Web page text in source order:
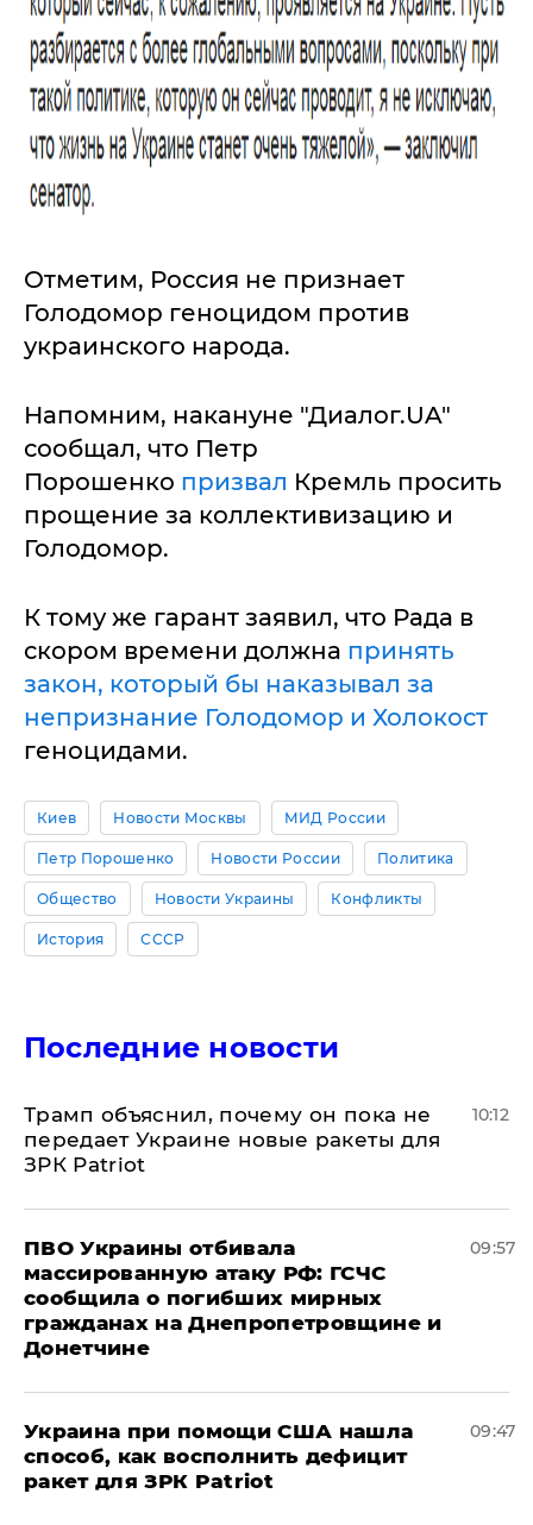
Отметим, Россия не признает
Голодомор геноцидом против
украинского народа.
Напомним, накануне "Диалог.UA"
сообщал, что Петр
Порошенко призвал Кремль просить
прощение за коллективизацию и
Голодомор.
К тому же гарант заявил, что Рада в
скором времени должна принять
закон, который бы наказывал за
непризнание Голодомор и Холокост
геноцидами.
Киев Новости Москвы МИД России
Петр Порошенко Новости России Политика
Общество Новости Украины Конфликты
История СССР
Последние новости
Трамп объяснил, почему он пока не
передает Украине новые ракеты для
ЗРК Patriot
10:12
ПВО Украины отбивала
массированную атаку РФ: ГСЧС
сообщила о погибших мирных
гражданах на Днепропетровщине и
Донетчине
09:57
Украина при помощи США нашла
способ, как восполнить дефицит
ракет для ЗРК Patriot
09:47